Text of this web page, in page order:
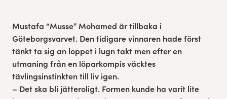
Mustafa “Musse” Mohamed är tillbaka i
Göteborgsvarvet. Den tidigare vinnaren hade först
tänkt ta sig an loppet i lugn takt men efter en
utmaning från en löparkompis väcktes
tävlingsinstinkten till liv igen.
– Det ska bli jätteroligt. Formen kunde ha varit lite